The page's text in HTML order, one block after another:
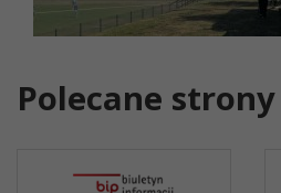
Polecane strony